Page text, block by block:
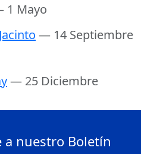
1 Mayo
— 14 Septiembre
— 25 Diciembre
a nuestro Boletín